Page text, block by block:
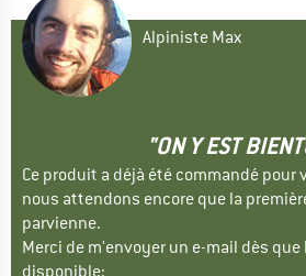
Alpiniste Max
"ON Y EST
Ce produit a déjà été commandé pour
nous attendons encore que la
parvienne.
Merci de m'envoyer un e-mail dès
disponible: